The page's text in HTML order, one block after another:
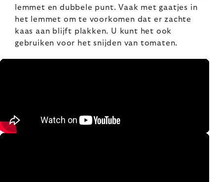
lemmet en dubbele punt. Vaak met gaatjes in
het lemmet om te voorkomen dat er zachte
kaas aan blijft plakken. U kunt het ook
gebruiken voor het snijden van tomaten.